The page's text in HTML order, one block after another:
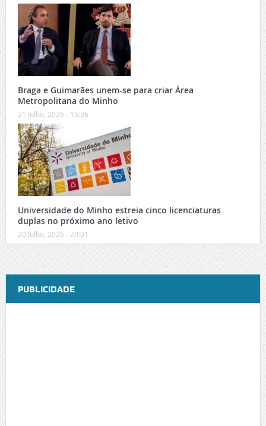
Braga e Guimarães unem-se para criar Área
Metropolitana do Minho
21 Julho, 2026 - 15:36
Universidade do Minho estreia cinco licenciaturas
duplas no próximo ano letivo
20 Julho, 2026 - 20:01
PUBLICIDADE